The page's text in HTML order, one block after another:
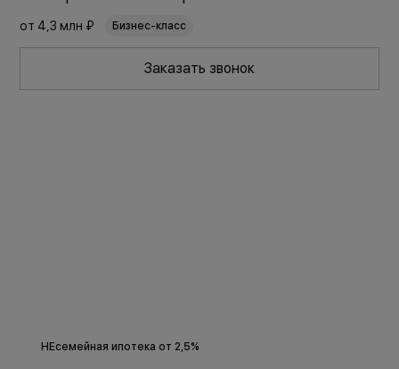
от 4,3 млн ₽ Бизнес-класс
Заказать звонок
НЕсемейная ипотека от 2,5%